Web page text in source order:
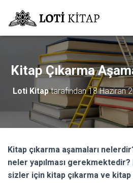
Kitap Çıkarma
Loti Kitaptarafından18 Haziran
Kitap çıkarma aşamaları
neler yapılması
sizler için kitap çıkarma ve kitap